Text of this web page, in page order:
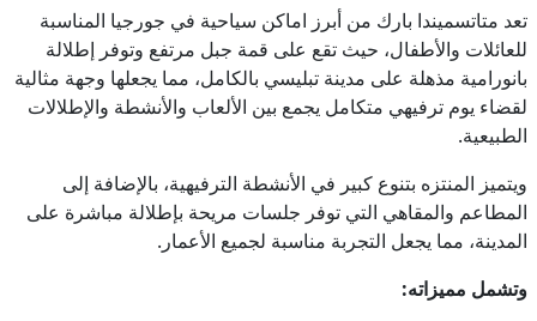
تعد متاتسميندا بارك من أبرز اماكن سياحية في جورجيا المناسبة
للعائلات والأطفال، حيث تقع على قمة جبل مرتفع وتوفر إطلالة
بانورامية مذهلة على مدينة تبليسي بالكامل، مما يجعلها وجهة مثالية
لقضاء يوم ترفيهي متكامل يجمع بين الألعاب والأنشطة والإطلالات
الطبيعية.
ويتميز المنتزه بتنوع كبير في الأنشطة الترفيهية، بالإضافة إلى
المطاعم والمقاهي التي توفر جلسات مريحة بإطلالة مباشرة على
المدينة، مما يجعل التجربة مناسبة لجميع الأعمار.
وتشمل مميزاته: